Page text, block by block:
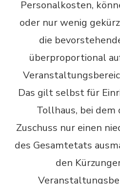
Personalkosten,
oder nur wenig
die
überproportional
Das gilt selbst für
Tollhaus, bei
Zuschuss nur einen
des Gesamtetats
den